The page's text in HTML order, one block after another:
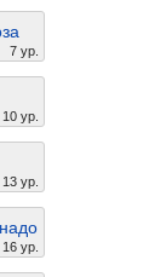
7 ур.
10 ур.
13 ур.
16 ур.